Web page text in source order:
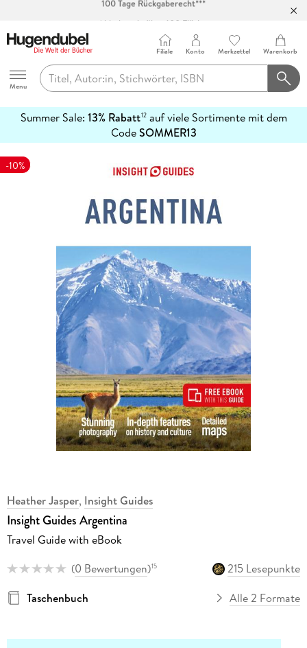
Abholung in über 100 Filialen
Hugendubel
Menu
Filiale Konto Merkzettel Warenkorb
Summer Sale: 13% Rabatt12auf viele Sortimente mit dem
CodeSOMMER13
erfahren
-10%
Heather Jasper, Insight Guides
Insight Guides Argentina
Travel Guide with eBook
(0 Bewertungen)15
215 Lesepunkte
Taschenbuch
Alle 2 Formate